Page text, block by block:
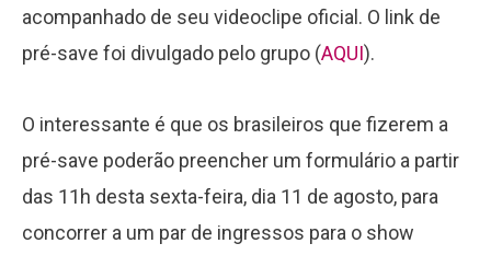
acompanhado de seu videoclipe oficial. O link de
pré-save foi divulgado pelo grupo (AQUI).
O interessante é que os brasileiros que fizerem a
pré-save poderão preencher um formulário a partir
das 11h desta sexta-feira, dia 11 de agosto, para
concorrer a um par de ingressos para o show